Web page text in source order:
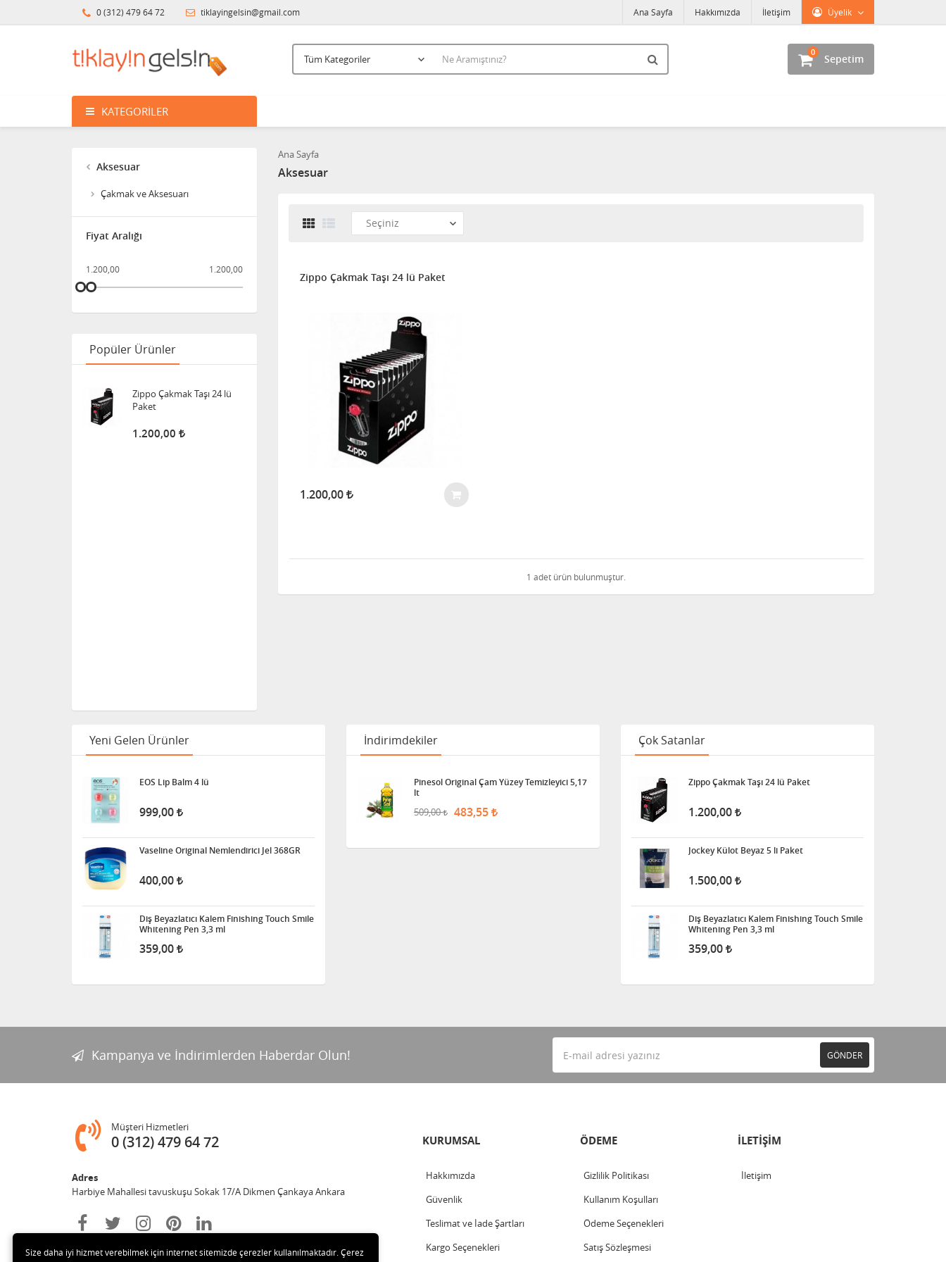
0 (312) 479 64 72 tiklayingelsin@gmail.com Üyelik
Ana Sayfa Hakkımızda İletişim
Sepetim
0
KATEGORILER
Aksesuar
Çakmak ve Aksesuarı
Fiyat Aralığı
1.200,00 1.200,00
Popüler Ürünler
Zippo Çakmak Taşı 24 lü
Paket
1.200,00
Ana Sayfa
Aksesuar
Zippo Çakmak Taşı 24 lü Paket
1.200,00
1 adet ürün bulunmuştur.
Yeni Gelen Ürünler
EOS Lip Balm 4 lü
999,00
Vaseline Original Nemlendirici Jel 368GR
400,00
Diş Beyazlatıcı Kalem Finishing Touch Smile
Whitening Pen 3,3 ml
359,00
İndirimdekiler
Pinesol Original Çam Yüzey Temizleyici 5,17
lt
509,00 483,55
Çok Satanlar
Zippo Çakmak Taşı 24 lü Paket
1.200,00
Jockey Külot Beyaz 5 li Paket
1.500,00
Diş Beyazlatıcı Kalem Finishing Touch Smile
Whitening Pen 3,3 ml
359,00
Kampanya ve İndirimlerden Haberdar Olun! GÖNDER
Müşteri Hizmetleri
0 (312) 479 64 72
Adres
Harbiye Mahallesi tavuskuşu Sokak 17/A Dikmen Çankaya Ankara
KURUMSAL
Hakkımızda
Güvenlik
Teslimat ve İade Şartları
Kargo Seçenekleri
ÖDEME
Gizlilik Politikası
Kullanım Koşulları
Ödeme Seçenekleri
Satış Sözleşmesi
İLETİŞİM
İletişim
Size daha iyi hizmet verebilmek için internet sitemizde çerezler kullanılmaktadır. Çerez